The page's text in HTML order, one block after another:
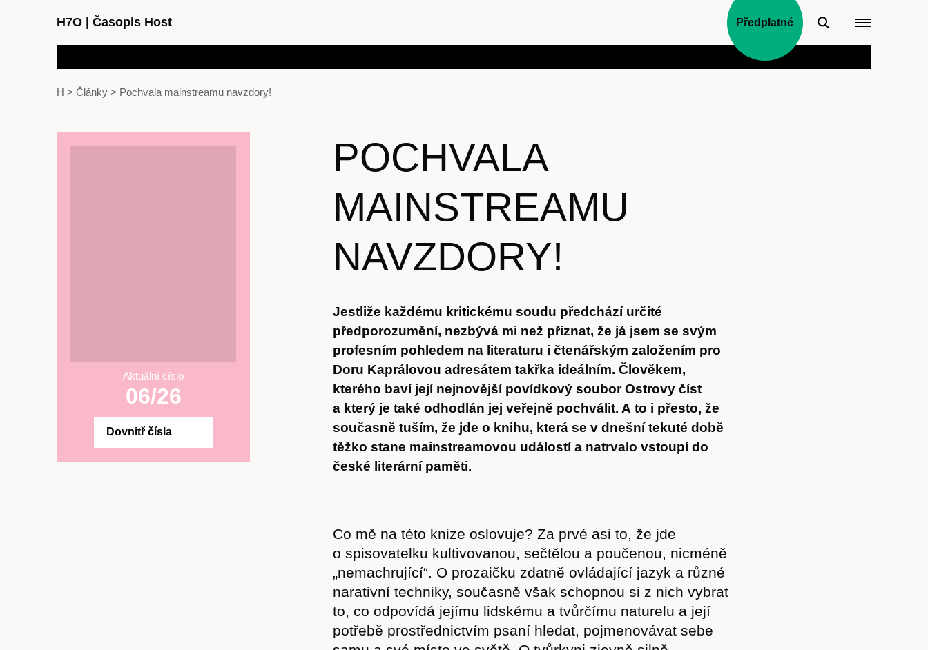
H7O Časopis Host Předplatné
H > Články > Pochvala mainstreamu navzdory!
Aktuální číslo
06/26
Dovnitř čísla
POCHVALA
MAINSTREAMU
NAVZDORY!
Jestliže každému kritickému soudu předchází určité
předporozumění, nezbývá mi než přiznat, že já jsem se svým
profesním pohledem na literaturu i čtenářským založením pro
Doru Kaprálovou adresátem takřka ideálním. Člověkem,
kterého baví její nejnovější povídkový soubor Ostrovy číst
a který je také odhodlán jej veřejně pochválit. A to i přesto, že
současně tuším, že jde o knihu, která se v dnešní tekuté době
těžko stane mainstreamovou událostí a natrvalo vstoupí do
české literární paměti.
Co mě na této knize oslovuje? Za prvé asi to, že jde
o spisovatelku kultivovanou, sečtělou a poučenou, nicméně
„nemachrující“. O prozaičku zdatně ovládající jazyk a různé
narativní techniky, současně však schopnou si z nich vybrat
to, co odpovídá jejímu lidskému a tvůrčímu naturelu a její
potřebě prostřednictvím psaní hledat, pojmenovávat sebe